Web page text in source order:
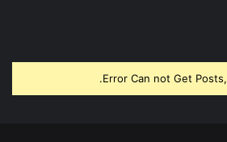
Error Can not Get